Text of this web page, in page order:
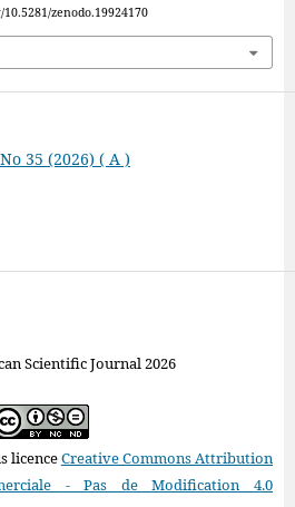
zenodo.19924170
35 (2026) ( A )
Scientific Journal 2026
licenceCreative Commons Attribution
- Pas de Modification 4.0